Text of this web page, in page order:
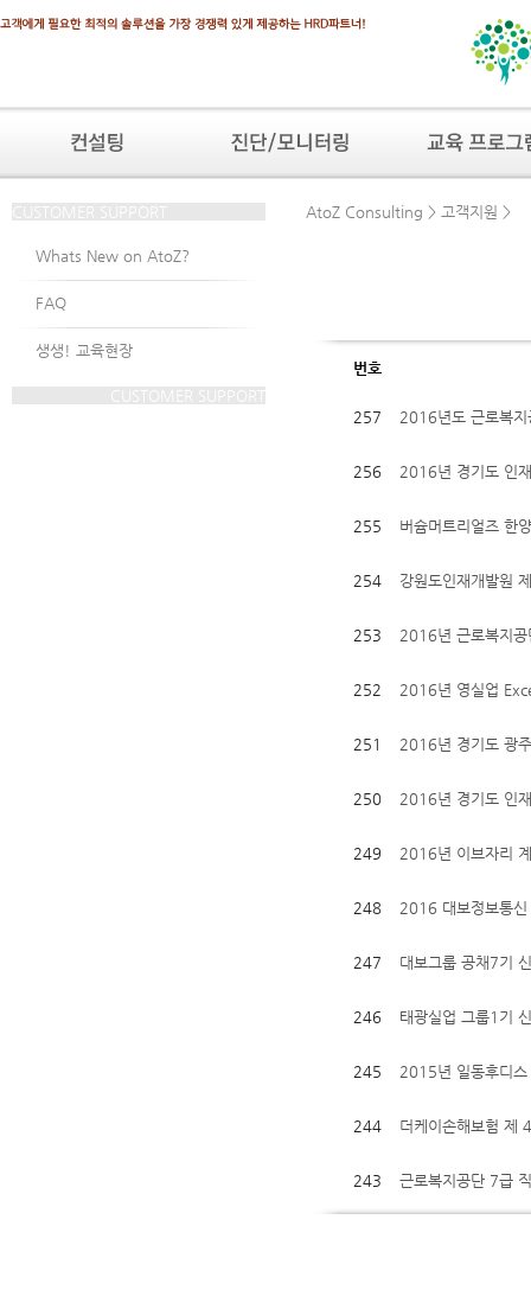
Whats New on AtoZ?
FAQ
생생! 교육현장
AtoZ Consulting > 고객지원 >
번호
257 2016년도 근로복지
256 2016년 경기도 인
255 버슘머트리얼즈 한
254 강원도인재개발원
253 2016년 근로복지
252 2016년 영실업
251 2016년 경기도 광
250 2016년 경기도 인
249 2016년 이브자리
248 2016 대보정보통신
247 대보그룹 공채7기
246 태광실업 그룹1기
245 2015년 일동후디스
244 더케이손해보험 제
243 근로복지공단 7급